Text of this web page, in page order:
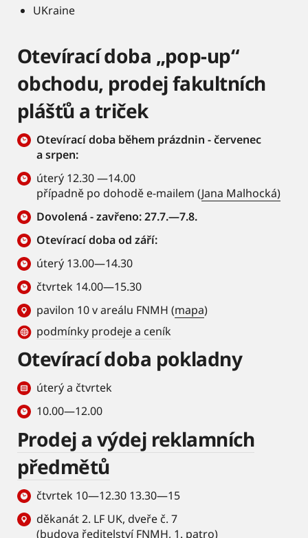
UKraine
Otevírací doba „pop-up“
obchodu, prodej fakultních
plášťů a triček
Otevírací doba během prázdnin - červenec
a srpen:
úterý 12.30 —14.00
případně po dohodě e-mailem (Jana Malhocká)
Dovolená - zavřeno: 27.7.—7.8.
Otevírací doba od září:
úterý 13.00—14.30
čtvrtek 14.00—15.30
pavilon 10 v areálu FNMH (mapa)
podmínky prodeje a ceník
Otevírací doba pokladny
úterý a čtvrtek
10.00—12.00
Prodej a výdej reklamních
předmětů
čtvrtek 10—12.30 13.30—15
děkanát 2. LF UK, dveře č. 7
(budova ředitelství FNMH, 1. patro)